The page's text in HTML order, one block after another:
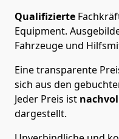
Qualifizierte
Equipment.
Fahrzeuge und
Eine transparente
sich aus den
Jeder Preis ist
dargestellt.